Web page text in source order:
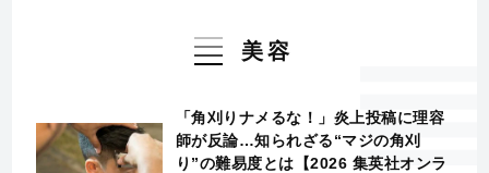
美容
「角刈りナメるな！」炎上投稿に理容
師が反論…知られざる“マジの角刈
り”の難易度とは【2026 集英社オンラ